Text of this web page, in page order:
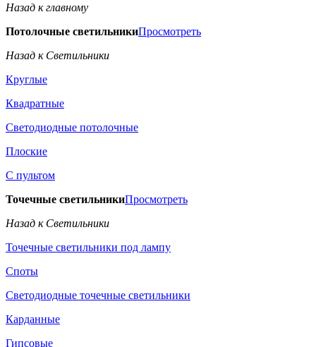
Назад к главному
Потолочные светильникиПросмотреть
Назад к Светильники
Круглые
Квадратные
Светодиодные потолочные
Плоские
С пультом
Точечные светильникиПросмотреть
Назад к Светильники
Точечные светильники под лампу
Споты
Светодиодные точечные светильники
Карданные
Гипсовые